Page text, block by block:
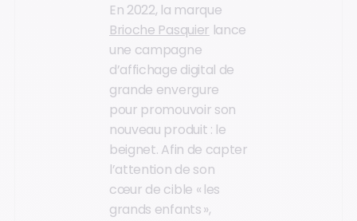
En 2022, la marque
Brioche Pasquier lance
une campagne
d’affichage digital de
grande envergure
pour promouvoir son
nouveau produit : le
beignet. Afin de capter
l’attention de son
cœur de cible « les
grands enfants »,